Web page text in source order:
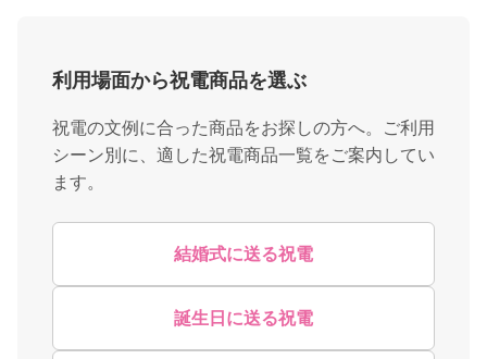
利用場面から祝電商品を選ぶ
祝電の文例に合った商品をお探しの方へ。ご利用
シーン別に、適した祝電商品一覧をご案内してい
ます。
結婚式に送る祝電
誕生日に送る祝電